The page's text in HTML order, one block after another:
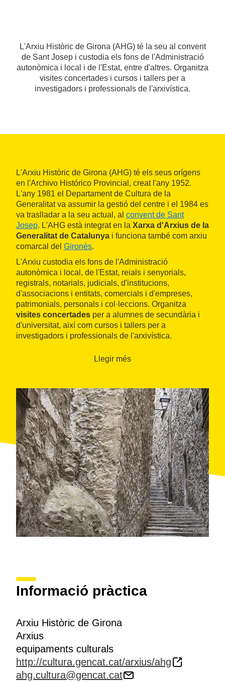
L'Arxiu Històric de Girona (AHG) té la seu al convent
de Sant Josep i custodia els fons de l'Administració
autonòmica i local i de l'Estat, entre d'altres. Organitza
visites concertades i cursos i tallers per a
investigadors i professionals de l'arxivística.
L'Arxiu Històric de Girona (AHG) té els seus orígens
en l'Archivo Histórico Provincial, creat l'any 1952.
L'any 1981 el Departament de Cultura de la
Generalitat va assumir la gestió del centre i el 1984 es
va traslladar a la seu actual, al convent de Sant
Josep. L'AHG està integrat en la Xarxa d'Arxius de la
Generalitat de Catalunya i funciona també com arxiu
comarcal del Gironès.
L'Arxiu custodia els fons de l'Administració
autonòmica i local, de l'Estat, reials i senyorials,
registrals, notarials, judicials, d'institucions,
d'associacions i entitats, comercials i d'empreses,
patrimonials, personals i col·leccions. Organitza
visites concertades per a alumnes de secundària i
d'universitat, així com cursos i tallers per a
investigadors i professionals de l'arxivística.
Llegir més
Informació pràctica
Arxiu Històric de Girona
Arxius
equipaments culturals
http://cultura.gencat.cat/arxius/ahg
ahg.cultura@gencat.cat